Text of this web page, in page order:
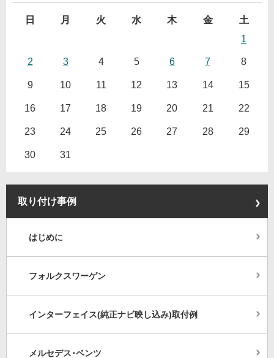
日 月 火 水 木 金
土
1
2 3 4 5 6 7 8
9 10 11 12 13 14 15
16 17 18 19 20 21 22
23 24 25 26 27 28 29
30 31
取り付け事例
はじめに
フォルクスワーゲン
インターフェイス(純正ナビ映し込み)取付例
メルセデス･ベンツ